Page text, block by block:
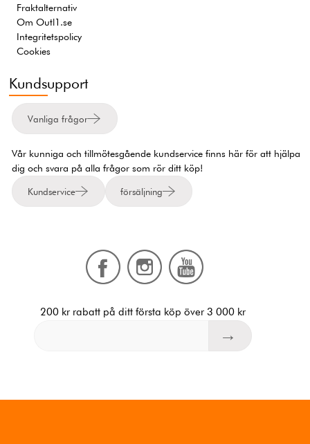
Fraktalternativ
Om Outl1.se
Integritetspolicy
Cookies
Kundsupport
Vanliga frågor
Vår kunniga och tillmötesgående kundservice finns här för att hjälpa
dig och svara på alla frågor som rör ditt köp!
Kundservice försäljning
200 kr rabatt på ditt första köp över 3 000 kr